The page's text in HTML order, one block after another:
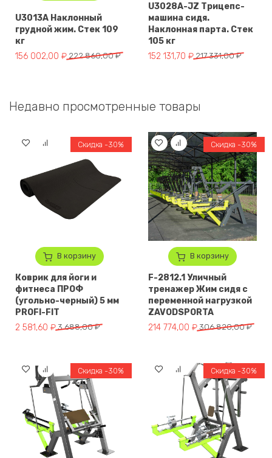
U3013A Наклонный
грудной жим. Стек 109
кг
222 860,00₽
Первоначальная цена составляла 222 860,00 ₽.
156 002,00 ₽
Текущая цена: 156 002,00 ₽.
U3028A-JZ Трицепс-
машина сидя.
Наклонная парта. Стек
105 кг
217 331,00₽
Первоначальная цена
152 131,70 ₽
Текущая цена: 152 131,70 ₽.
Недавно просмотренные товары
В корзину
Скидка -30%
Коврик для йоги и
фитнеса ПРОФ
(угольно-черный) 5 мм
PROFI-FIT
3 688,00₽
Первоначальная цена составляла 3 688,00 ₽.
2 581,60 ₽
Текущая цена: 2 581,60 ₽.
В корзину
Скидка -30%
F-2812.1 Уличный
тренажер Жим сидя с
переменной нагрузкой
ZAVODSPORTA
306 820,00₽
Первоначальная цена
214 774,00 ₽
Текущая цена: 214 774,00 ₽.
Скидка -30% Скидка -30%